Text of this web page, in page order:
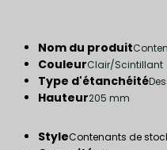
Nom du produit
CouleurClair/Scintillant
Type d'étanchéité
Hauteur205 mm
StyleContenants de